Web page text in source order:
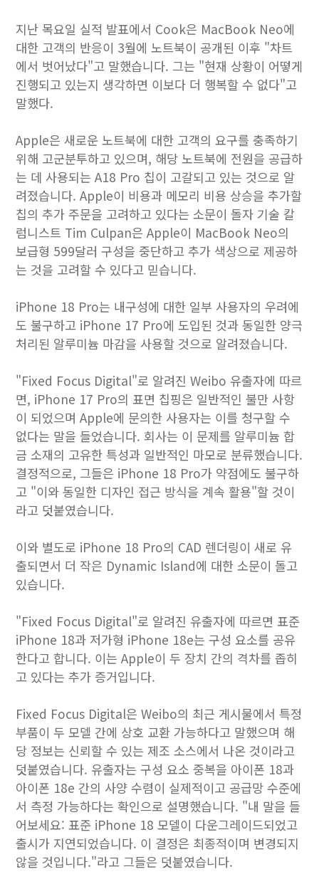
지난 목요일 실적 발표에서 Cook은 MacBook Neo에
대한 고객의 반응이 3월에 노트북이 공개된 이후 "차트
에서 벗어났다"고 말했습니다. 그는 "현재 상황이 어떻게
진행되고 있는지 생각하면 이보다 더 행복할 수 없다"고
말했다.
Apple은 새로운 노트북에 대한 고객의 요구를 충족하기
위해 고군분투하고 있으며, 해당 노트북에 전원을 공급하
는 데 사용되는 A18 Pro 칩이 고갈되고 있는 것으로 알
려졌습니다. Apple이 비용과 메모리 비용 상승을 추가할
칩의 추가 주문을 고려하고 있다는 소문이 돌자 기술 칼
럼니스트 Tim Culpan은 Apple이 MacBook Neo의
보급형 599달러 구성을 중단하고 추가 색상으로 제공하
는 것을 고려할 수 있다고 믿습니다.
iPhone 18 Pro는 내구성에 대한 일부 사용자의 우려에
도 불구하고 iPhone 17 Pro에 도입된 것과 동일한 양극
처리된 알루미늄 마감을 사용할 것으로 알려졌습니다.
"Fixed Focus Digital"로 알려진 Weibo 유출자에 따르
면, iPhone 17 Pro의 표면 칩핑은 일반적인 불만 사항
이 되었으며 Apple에 문의한 사용자는 이를 청구할 수
없다는 말을 들었습니다. 회사는 이 문제를 알루미늄 합
금 소재의 고유한 특성과 일반적인 마모로 분류했습니다.
결정적으로, 그들은 ‌iPhone 18 Pro‌가 약점에도 불구하
고 "이와 동일한 디자인 접근 방식을 계속 활용"할 것이
라고 덧붙였습니다.
이와 별도로 iPhone 18 Pro의 CAD 렌더링이 새로 유
출되면서 더 작은 Dynamic Island에 대한 소문이 돌고
있습니다.
"Fixed Focus Digital"로 알려진 유출자에 따르면 표준
iPhone 18과 저가형 iPhone 18e는 구성 요소를 공유
한다고 합니다. 이는 Apple이 두 장치 간의 격차를 좁히
고 있다는 추가 증거입니다.
Fixed Focus Digital은 Weibo의 최근 게시물에서 특정
부품이 두 모델 간에 상호 교환 가능하다고 말했으며 해
당 정보는 신뢰할 수 있는 제조 소스에서 나온 것이라고
덧붙였습니다. 유출자는 구성 요소 중복을 아이폰 18과
아이폰 18e 간의 사양 수렴이 실제적이고 공급망 수준에
서 측정 가능하다는 확인으로 설명했습니다. "내 말을 들
어보세요: 표준 ‌iPhone 18‌ 모델이 다운그레이드되었고
출시가 지연되었습니다. 이 결정은 최종적이며 변경되지
않을 것입니다."라고 그들은 덧붙였습니다.